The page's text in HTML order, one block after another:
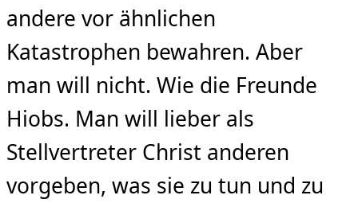
andere vor ähnlichen
Katastrophen bewahren. Aber
man will nicht. Wie die Freunde
Hiobs. Man will lieber als
Stellvertreter Christ anderen
vorgeben, was sie zu tun und zu